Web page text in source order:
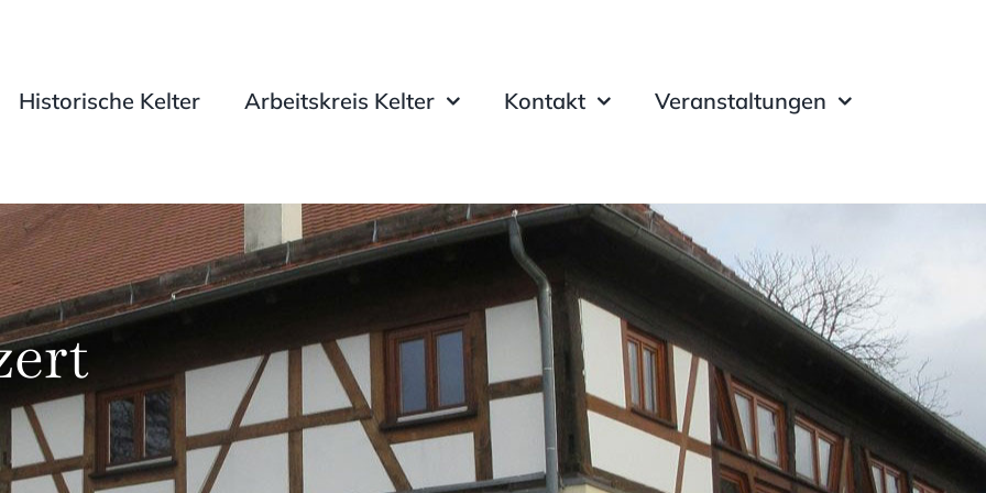
Historische Kelter Arbeitskreis Kelter Kontakt Veranstaltungen